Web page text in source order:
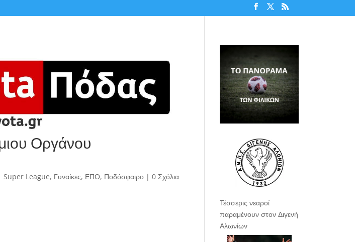
Οργάνου
Super League, Γυναίκες, ΕΠΟ, Ποδόσφαιρο| 0 Σχόλια
Τέσσερις νεαροί
παραμένουν στον Διγενή
Αλωνίων